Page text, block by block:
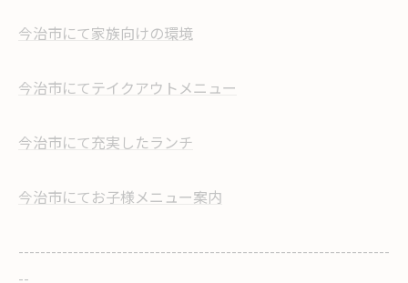
今治市にて家族向けの環境
今治市にてテイクアウトメニュー
今治市にて充実したランチ
今治市にてお子様メニュー案内
--------------------------------------------------------------------